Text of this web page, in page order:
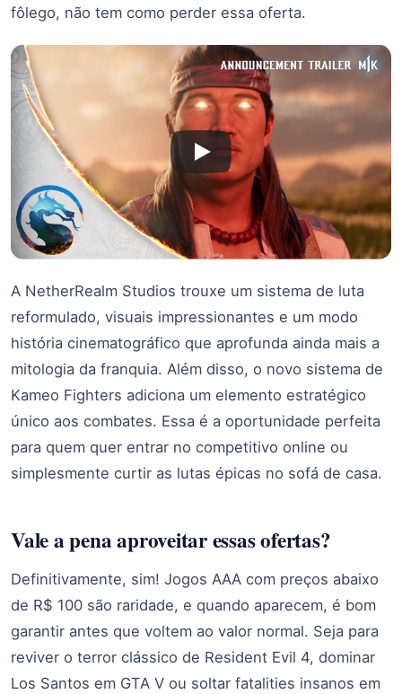
fôlego, não tem como perder essa oferta.
A NetherRealm Studios trouxe um sistema de luta
reformulado, visuais impressionantes e um modo
história cinematográfico que aprofunda ainda mais a
mitologia da franquia. Além disso, o novo sistema de
Kameo Fighters adiciona um elemento estratégico
único aos combates. Essa é a oportunidade perfeita
para quem quer entrar no competitivo online ou
simplesmente curtir as lutas épicas no sofá de casa.
Vale a pena aproveitar essas ofertas?
Definitivamente, sim! Jogos AAA com preços abaixo
de R$ 100 são raridade, e quando aparecem, é bom
garantir antes que voltem ao valor normal. Seja para
reviver o terror clássico de Resident Evil 4, dominar
Los Santos em GTA V ou soltar fatalities insanos em